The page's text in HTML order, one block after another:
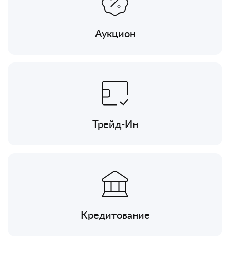
Аукцион
Трейд-Ин
Кредитование